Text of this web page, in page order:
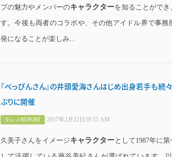
プの魅力やメンバーのキャラクターを知ることがで
す。今後も両者のコラボや、その他アイドル界で事
発になることが楽しみ...
『べっぴんさん』の井頭愛海さんはじめ出身若手も続
ぶりに開催
タレメREPORT 2017年2月22日10:55 AM
久美子さんをイメージキャラクター として1987年に